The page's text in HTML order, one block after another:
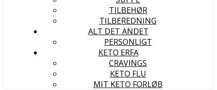
TILBEHØR
TILBEREDNING
ALT DET ANDET
PERSONLIGT
KETO ERFA
CRAVINGS
KETO FLU
MIT KETO FORLØB